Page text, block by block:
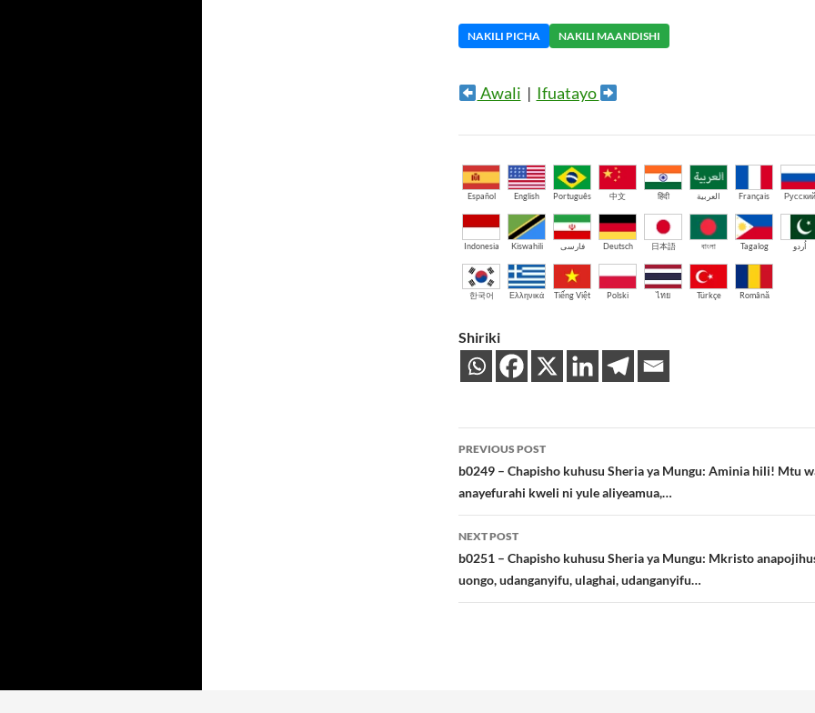
NAKILI PICHA NAKILI MAANDISHI
Awali | Ifuatayo
Español English Português 中文 हिंदी العربية Français Русский
Indonesia Kiswahili فارسی Deutsch 日本語 বাংলা Tagalog اُردو
한국어 Ελληνικά Tiếng Việt Polski ไทย Türkçe Română
Shiriki
Post
navigation
PREVIOUS POST
b0249 – Chapisho kuhusu Sheria ya Mungu: Aminia hili! Mtu
anayefurahi kweli ni yule aliyeamua,…
NEXT POST
b0251 – Chapisho kuhusu Sheria ya Mungu: Mkristo
uongo, udanganyifu, ulaghai, udanganyifu…